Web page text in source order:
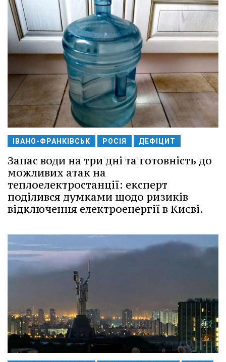
ІВАНО-ФРАНКІВСЬК РОСІЯ ДЕФІЦИТ
Запас води на три дні та готовність до
можливих атак на
теплоелектростанції: експерт
поділився думками щодо ризиків
відключення електроенергії в Києві.